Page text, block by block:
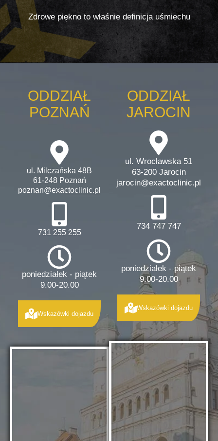
Zdrowe piękno to właśnie definicja uśmiechu
ODDZIAŁ
POZNAŃ
ul. Milczańska 48B
61-248 Poznań
poznan@exactoclinic.pl
731 255 255
poniedziałek - piątek
9.00-20.00
Wskazówki dojazdu
ODDZIAŁ
JAROCIN
ul. Wrocławska 51
63-200 Jarocin
jarocin@exactoclinic.pl
734 747 747
poniedziałek - piątek
9.00-20.00
Wskazówki dojazdu